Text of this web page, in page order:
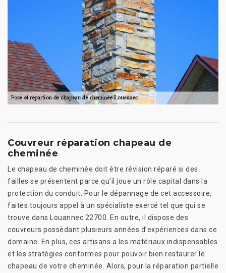
Couvreur réparation chapeau de
cheminée
Le chapeau de cheminée doit être révision réparé si des
failles se présentent parce qu’il joue un rôle capital dans la
protection du conduit. Pour le dépannage de cet accessoire,
faites toujours appel à un spécialiste exercé tel que qui se
trouve dans Louannec 22700. En outre, il dispose des
couvreurs possédant plusieurs années d’expériences dans ce
domaine. En plus, ces artisans a les matériaux indispensables
et les stratégies conformes pour pouvoir bien restaurer le
chapeau de votre cheminée. Alors, pour la réparation partielle